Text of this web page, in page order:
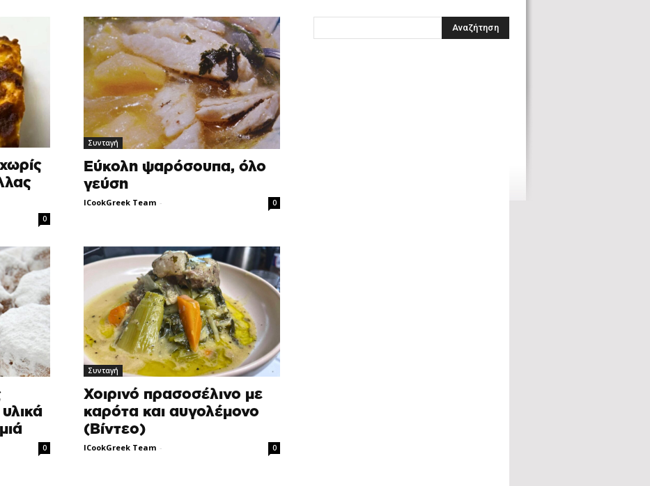
0
Συνταγή
Εύκολη ψαρόσουπα, όλο
γεύση
ICookGreek Team - 0
0
Συνταγή
Χοιρινό πρασοσέλινο με
καρότα και αυγολέμονο
(Βίντεο)
ICookGreek Team - 0